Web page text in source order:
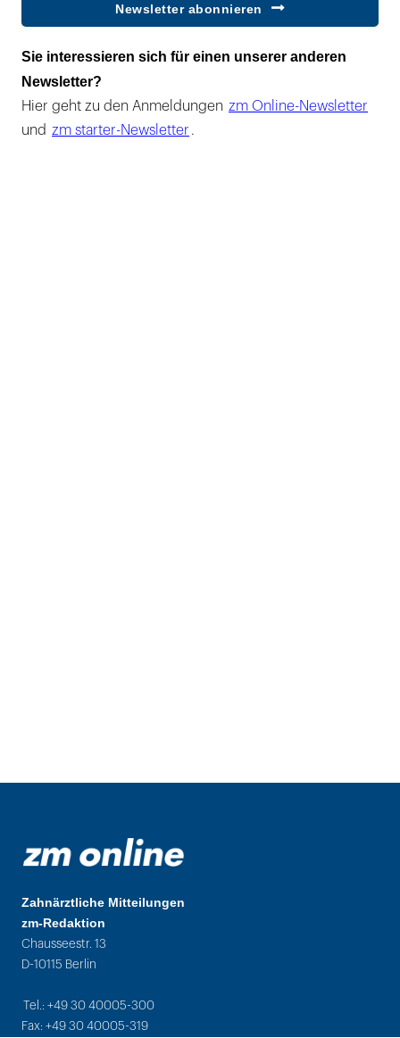
Newsletter abonnieren
Sie interessieren sich für einen unserer anderen
Newsletter?
Hier geht zu den Anmeldungen zm Online-Newsletter
und zm starter-Newsletter .
Zahnärztliche Mitteilungen
zm-Redaktion
Chausseestr. 13
D-10115 Berlin
Tel.: +49 30 40005-300
Fax: +49 30 40005-319